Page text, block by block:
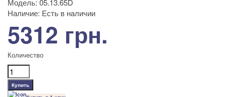
Модель: 05.13.65D
Наличие: Есть в наличии
5312 грн.
Количество